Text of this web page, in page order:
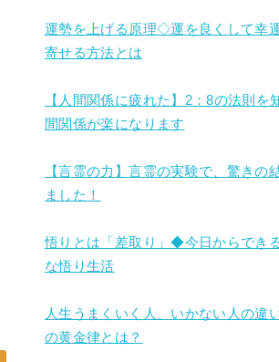
運勢を上げる原理◇運を良くして幸
寄せる方法とは
【人間関係に疲れた】2：8の法則を
間関係が楽になります
【言霊の力】言霊の実験で、驚きの
ました！
悟りとは「差取り」◆今日からでき
な悟り生活
人生うまくいく人、いかない人の違
の黄金律とは？